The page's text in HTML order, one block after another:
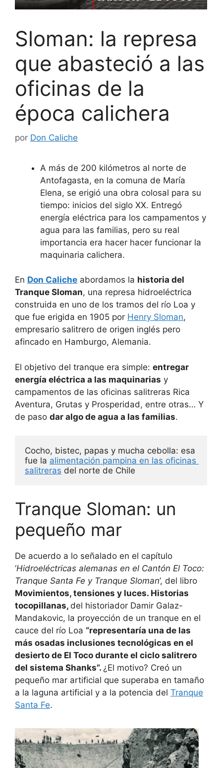
Sloman: la represa
que abasteció a las
oficinas de la
época calichera
por Don Caliche
A más de 200 kilómetros al norte de
Antofagasta, en la comuna de María
Elena, se erigió una obra colosal para su
tiempo: inicios del siglo XX. Entregó
energía eléctrica para los campamentos y
agua para las familias, pero su real
importancia era hacer hacer funcionar la
maquinaria calichera.
En Don Caliche abordamos la historia del
Tranque Sloman, una represa hidroeléctrica
construida en uno de los tramos del río Loa y
que fue erigida en 1905 por Henry Sloman,
empresario salitrero de origen inglés pero
afincado en Hamburgo, Alemania.
El objetivo del tranque era simple: entregar
energía eléctrica a las maquinarias y
campamentos de las oficinas salitreras Rica
Aventura, Grutas y Prosperidad, entre otras… Y
de paso dar algo de agua a las familias.
Cocho, bistec, papas y mucha cebolla: esa
fue la alimentación pampina en las oficinas
salitreras del norte de Chile
Tranque Sloman: un
pequeño mar
De acuerdo a lo señalado en el capítulo
‘Hidroeléctricas alemanas en el Cantón El Toco:
Tranque Santa Fe y Tranque Sloman’, del libro
Movimientos, tensiones y luces. Historias
tocopillanas, del historiador Damir Galaz-
Mandakovic, la proyección de un tranque en el
cauce del río Loa “representaría una de las
más osadas inclusiones tecnológicas en el
desierto de El Toco durante el ciclo salitrero
del sistema Shanks”. ¿El motivo? Creó un
pequeño mar artificial que superaba en tamaño
a la laguna artificial y a la potencia del Tranque
Santa Fe.